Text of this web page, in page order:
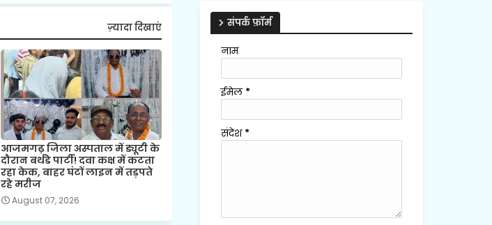
ज़्यादा दिखाएं
आजमगढ़ जिला अस्पताल में ड्यूटी के
दौरान बर्थडे पार्टी! दवा कक्ष में कटता
रहा केक, बाहर घंटों लाइन में तड़पते
रहे मरीज
August 07, 2026
संपर्क फ़ॉर्म
नाम
ईमेल *
संदेश *